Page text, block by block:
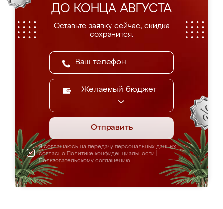
ДО КОНЦА АВГУСТА
Оставьте заявку сейчас, скидка
сохранится.
Желаемый бюджет
Отправить
Я соглашаюсь на передачу персональных данных
согласно Политике конфиденциальности
Пользовательскому соглашению